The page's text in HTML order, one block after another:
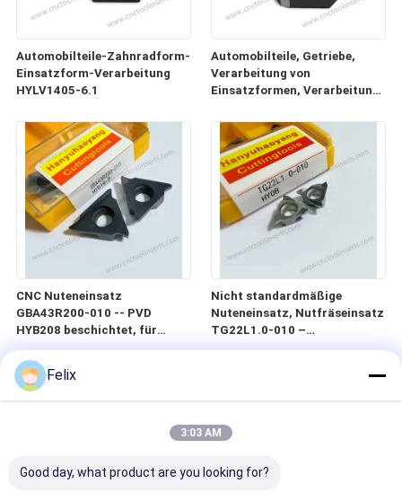
Automobilteile-Zahnradform-
Einsatzform-Verarbeitung
HYLV1405-6.1
Automobilteile, Getriebe,
Verarbeitung von
Einsatzformen, Verarbeitung
HYLV1405-5.1
CNC Nuteneinsatz
GBA43R200-010 -- PVD
HYB208 beschichtet, für
schwierige Materialien (außer
Hochtemperaturlegierungen)
Nicht standardmäßige
Nuteneinsatz, Nutfräseinsatz
TG22L1.0-010 –
Unbeschichtet, für Aluminium
Felix
3:03 AM
Good day, what product are you looking for?